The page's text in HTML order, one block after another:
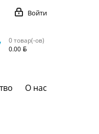
Войти
0 товар(-ов)
0.00
О нас